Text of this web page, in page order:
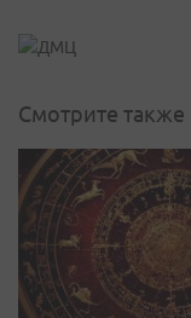
Смотрите также